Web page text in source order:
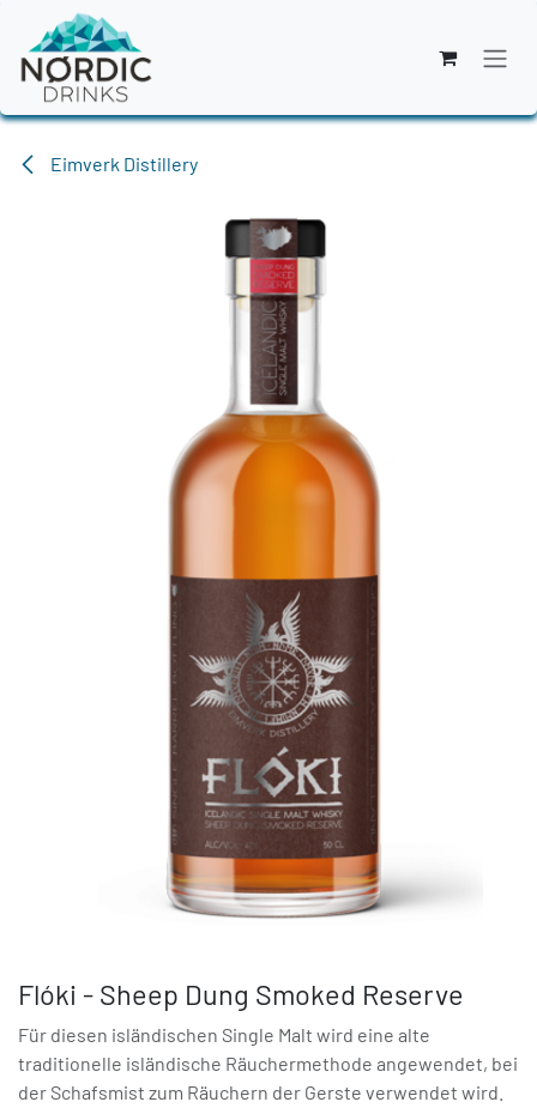
Zum Inhalt springen
Eimverk Distillery
Flóki - Sheep Dung Smoked Reserve
Für diesen isländischen Single Malt wird eine alte
traditionelle isländische Räuchermethode angewendet, bei
der Schafsmist zum Räuchern der Gerste verwendet wird.